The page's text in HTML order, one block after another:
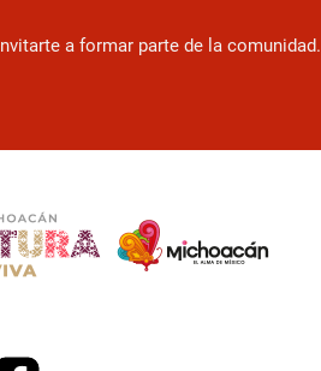
a formar parte de la comunidad.